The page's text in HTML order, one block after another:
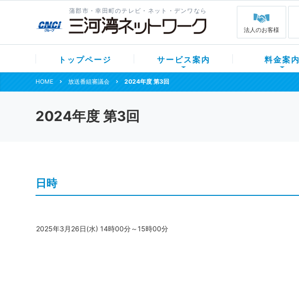
蒲郡市・幸田町のテレビ・ネット・デンワなら
法人のお客様
トップページ サービス案内 料金案内
HOME 放送番組審議会 2024年度 第3回
2024年度 第3回
日時
2025年3月26日(水) 14時00分～15時00分